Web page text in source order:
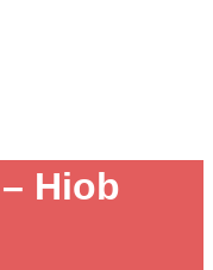
Hiob